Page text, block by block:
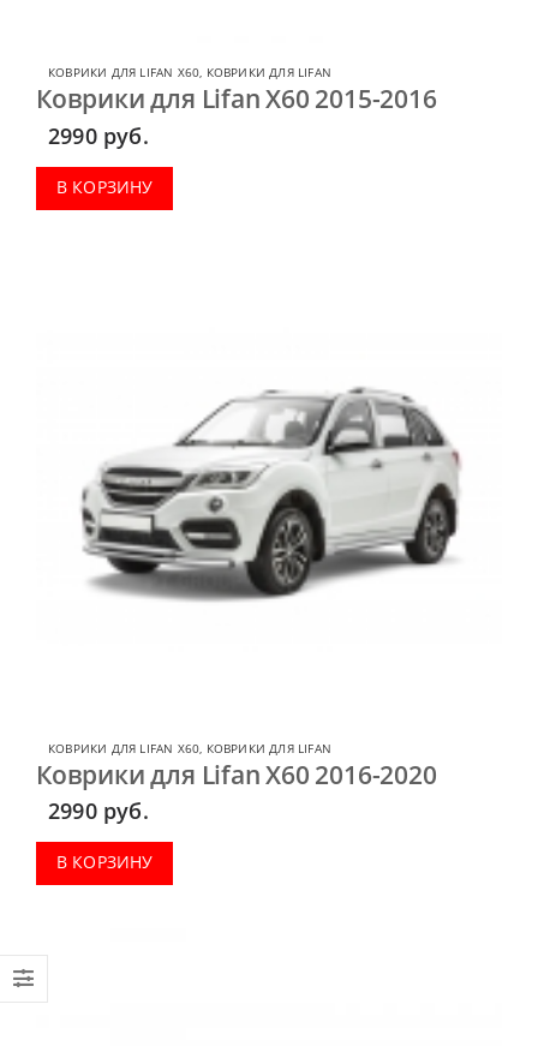
КОВРИКИ ДЛЯ LIFAN X60, КОВРИКИ ДЛЯ LIFAN
Коврики для Lifan X60 2015-2016
2990 руб.
В КОРЗИНУ
КОВРИКИ ДЛЯ LIFAN X60 КОВРИКИ ДЛЯ LIFAN
Коврики для Lifan X60 2016-2020
2990 руб.
В КОРЗИНУ